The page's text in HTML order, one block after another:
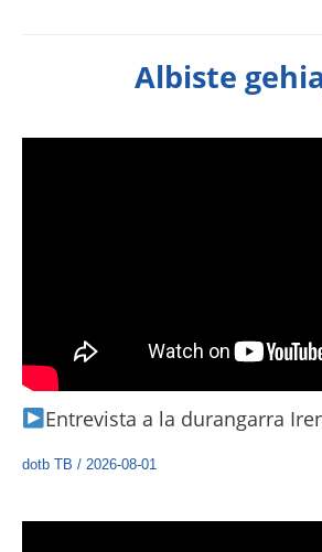
Albiste
Entrevista a la durangarra
dotb TB / 2026-08-01